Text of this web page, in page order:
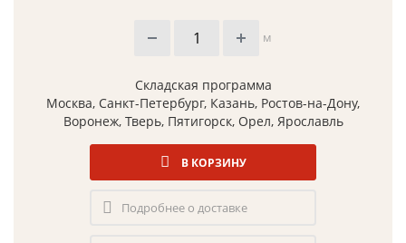
м
Складская программа
Москва, Санкт-Петербург, Казань, Ростов-на-Дону,
Воронеж, Тверь, Пятигорск, Орел, Ярославль
В КОРЗИНУ
Подробнее о доставке